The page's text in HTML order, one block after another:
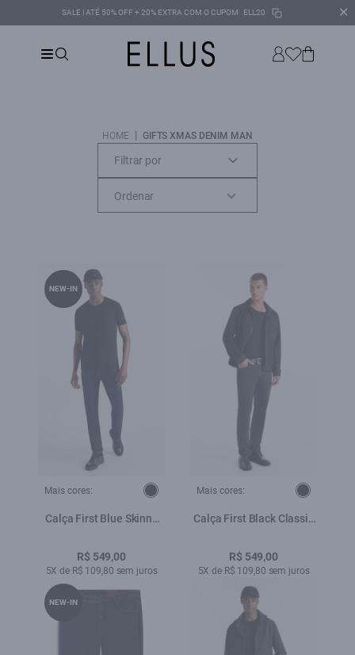
SALE | ATÉ 50% OFF + 20% EXTRA COM O CUPOM ELL20 ✕
HOME | GIFTS XMAS DENIM MAN
Filtrar por
Mais cores:
Calça First Blue Skinny
R$ 549,00
5X de R$ 109,80 sem juros
NEW-IN
Mais cores:
Calça First Black Classic
Luva
R$ 549,00
5X de R$ 109,80 sem juros
NEW-IN